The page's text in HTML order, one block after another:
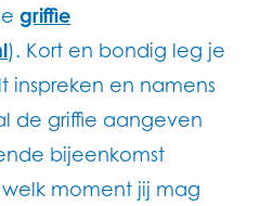
griffie
). Kort en bondig leg je
inspreken en namens
de griffie aangeven
bijeenkomst
moment jij mag